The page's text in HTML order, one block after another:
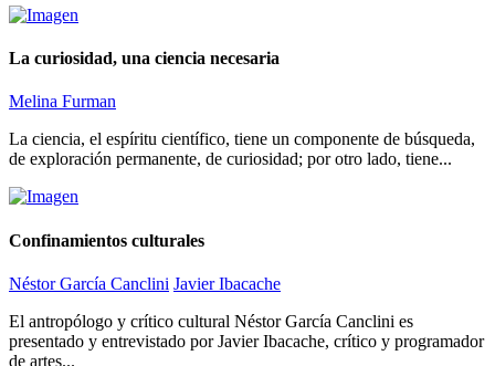
La curiosidad, una ciencia necesaria
Melina Furman
La ciencia, el espíritu científico, tiene un componente de búsqueda,
de exploración permanente, de curiosidad; por otro lado, tiene...
Confinamientos culturales
Néstor García Canclini Javier Ibacache
El antropólogo y crítico cultural Néstor García Canclini es
presentado y entrevistado por Javier Ibacache, crítico y programador
de artes...